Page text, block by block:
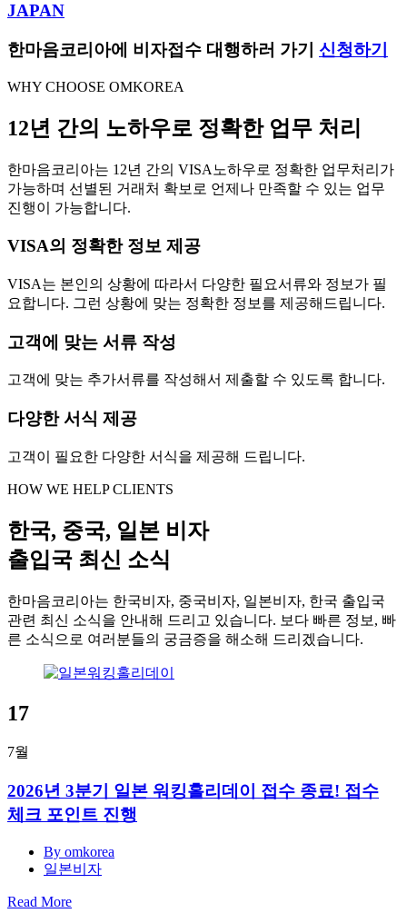
JAPAN
한마음코리아에 비자접수 대행하러 가기 신청하기
WHY CHOOSE OMKOREA
12년 간의 노하우로 정확한 업무 처리
한마음코리아는 12년 간의 VISA노하우로 정확한 업무처리가
가능하며 선별된 거래처 확보로 언제나 만족할 수 있는 업무
진행이 가능합니다.
VISA의 정확한 정보 제공
VISA는 본인의 상황에 따라서 다양한 필요서류와 정보가 필
요합니다. 그런 상황에 맞는 정확한 정보를 제공해드립니다.
고객에 맞는 서류 작성
고객에 맞는 추가서류를 작성해서 제출할 수 있도록 합니다.
다양한 서식 제공
고객이 필요한 다양한 서식을 제공해 드립니다.
HOW WE HELP CLIENTS
한국, 중국, 일본 비자
출입국 최신 소식
한마음코리아는 한국비자, 중국비자, 일본비자, 한국 출입국
관련 최신 소식을 안내해 드리고 있습니다. 보다 빠른 정보, 빠
른 소식으로 여러분들의 궁금증을 해소해 드리겠습니다.
17
7월
2026년 3분기 일본 워킹홀리데이 접수 종료! 접수
체크 포인트 진행
By omkorea
일본비자
Read More